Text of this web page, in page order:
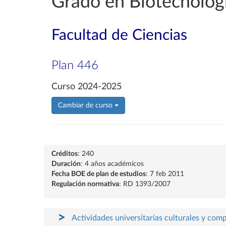
Facultad de Ciencias
Plan 446
Curso 2024-2025
Cambiar de curso
Créditos: 240
Duración: 4 años académicos
Fecha BOE de plan de estudios: 7 feb 2011
Regulación normativa: RD 1393/2007
Actividades universitarias culturales y